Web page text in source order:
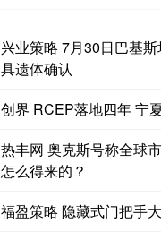
兴业策略 7月30日巴基
具遗体确认
创界 RCEP落地四年 宁
热丰网 奥克斯号称全球
怎么得来的？
福盈策略 隐藏式门把手